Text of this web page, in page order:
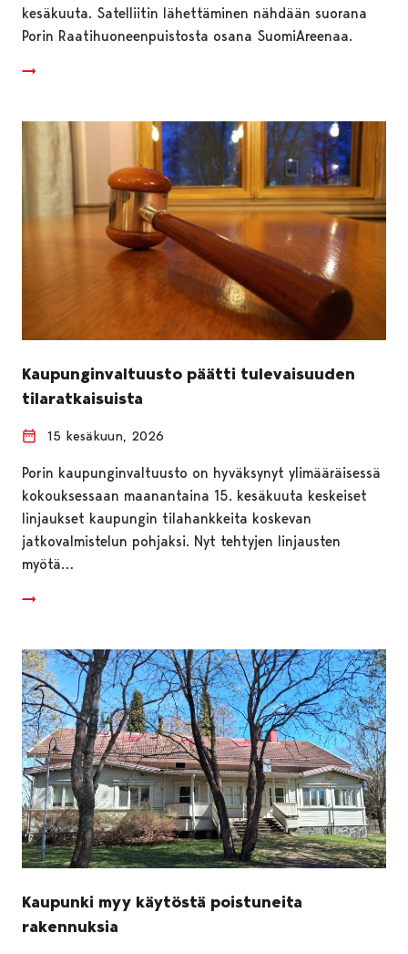
kesäkuuta. Satelliitin lähettäminen nähdään suorana
Porin Raatihuoneenpuistosta osana SuomiAreenaa.
Kaupunginvaltuusto päätti tulevaisuuden
tilaratkaisuista
15 kesäkuun, 2026
Porin kaupunginvaltuusto on hyväksynyt ylimääräisessä
kokouksessaan maanantaina 15. kesäkuuta keskeiset
linjaukset kaupungin tilahankkeita koskevan
jatkovalmistelun pohjaksi. Nyt tehtyjen linjausten
myötä…
Kaupunki myy käytöstä poistuneita
rakennuksia